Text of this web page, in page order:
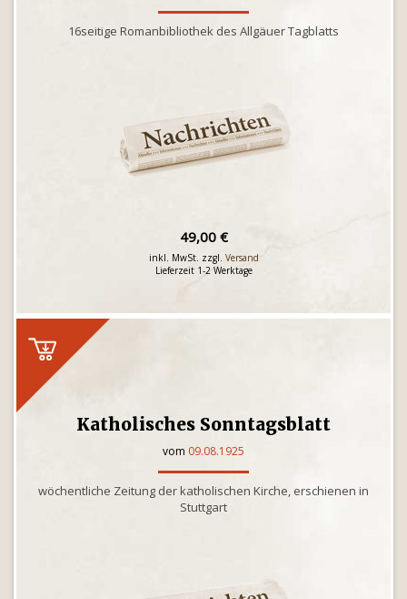
16seitige Romanbibliothek des Allgäuer Tagblatts
49,00 €
inkl. MwSt. zzgl. Versand
Lieferzeit 1-2 Werktage
Katholisches Sonntagsblatt
vom 09.08.1925
wöchentliche Zeitung der katholischen Kirche, erschienen in
Stuttgart